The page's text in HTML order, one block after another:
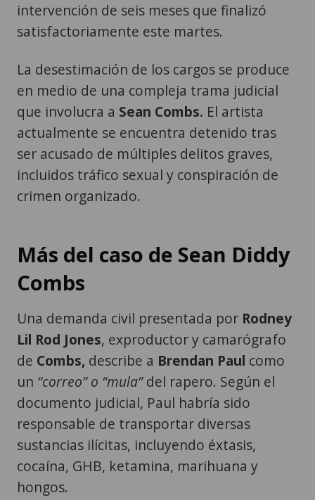
intervención de seis meses que finalizó
satisfactoriamente este martes.
La desestimación de los cargos se produce
en medio de una compleja trama judicial
que involucra a Sean Combs. El artista
actualmente se encuentra detenido tras
ser acusado de múltiples delitos graves,
incluidos tráfico sexual y conspiración de
crimen organizado.
Más del caso de Sean Diddy
Combs
Una demanda civil presentada por Rodney
Lil Rod Jones, exproductor y camarógrafo
de Combs, describe a Brendan Paul como
un “correo” o “mula”del rapero. Según el
documento judicial, Paul habría sido
responsable de transportar diversas
sustancias ilícitas, incluyendo éxtasis,
cocaína, GHB, ketamina, marihuana y
hongos.